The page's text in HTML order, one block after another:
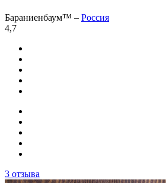
Бараниенбаум™ – Россия
4,7
3 отзыва